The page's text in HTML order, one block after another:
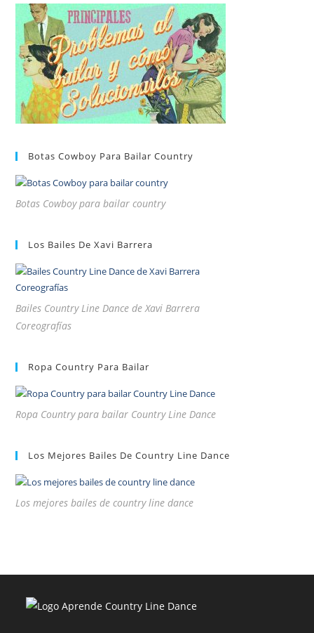
Botas Cowboy Para Bailar Country
Botas Cowboy para bailar country
Los Bailes De Xavi Barrera
Bailes Country Line Dance de Xavi Barrera
Coreografías
Ropa Country Para Bailar
Ropa Country para bailar Country Line Dance
Los Mejores Bailes De Country Line Dance
Los mejores bailes de country line dance